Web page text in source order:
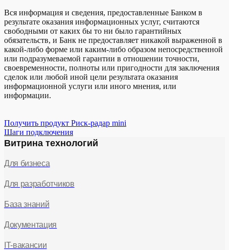
Вся информация и сведения, предоставленные Банком в
результате оказания информационных услуг, считаются
свободными от каких бы то ни было гарантийных
обязательств, и Банк не предоставляет никакой выраженной в
какой-либо форме или каким-либо образом непосредственной
или подразумеваемой гарантии в отношении точности,
своевременности, полноты или пригодности для заключения
сделок или любой иной цели результата оказания
информационной услуги или иного мнения, или
информации.
Получить продукт Риск-радар mini
Шаги подключения
Витрина технологий
Для бизнеса
Для разработчиков
База знаний
Документация
IT-вакансии